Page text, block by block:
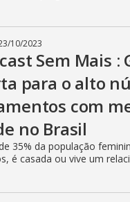
10/2023
Sem Mais :
para o alto
com
no Brasil
35% da população
é casada ou vive um